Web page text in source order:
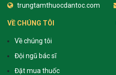
trungtamthuocdantoc.com
VỀ CHÚNG TÔI
Về chúng tôi
Đội ngũ bác sĩ
Đặt mua thuốc